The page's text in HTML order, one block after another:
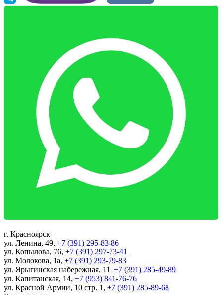
г. Красноярск
ул. Ленина, 49, +7 (391) 295-83-86
ул. Копылова, 76, +7 (391) 297-73-41
ул. Молокова, 1а, +7 (391) 293-79-83
ул. Ярыгинская набережная, 11 , +7 (391) 285-49-89
ул. Капитанская, 14, +7 (953) 841-76-76
ул. Красной Армии, 10 стр. 1 , +7 (391) 285-89-68